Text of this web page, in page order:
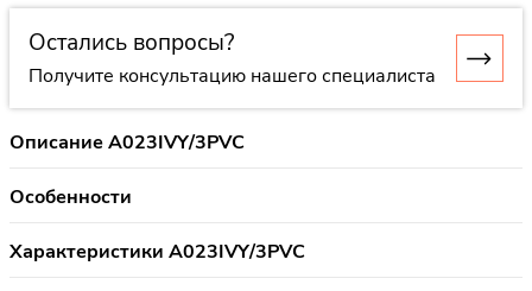
Остались вопросы?
Получите консультацию нашего специалиста
Описание A023IVY/3PVC
Особенности
Характеристики A023IVY/3PVC